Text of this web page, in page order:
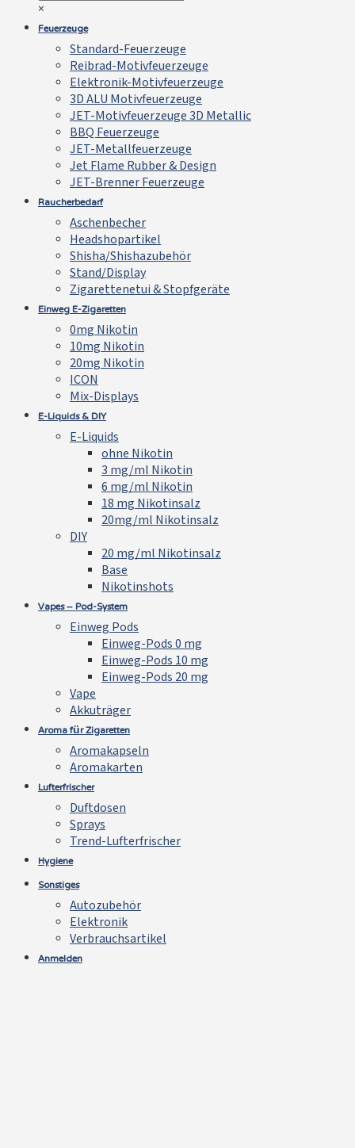
×
Feuerzeuge
Standard-Feuerzeuge
Reibrad-Motivfeuerzeuge
Elektronik-Motivfeuerzeuge
3D ALU Motivfeuerzeuge
JET-Motivfeuerzeuge 3D Metallic
BBQ Feuerzeuge
JET-Metallfeuerzeuge
Jet Flame Rubber & Design
JET-Brenner Feuerzeuge
Raucherbedarf
Aschenbecher
Headshopartikel
Shisha/Shishazubehör
Stand/Display
Zigarettenetui & Stopfgeräte
Einweg E-Zigaretten
0mg Nikotin
10mg Nikotin
20mg Nikotin
ICON
Mix-Displays
E-Liquids & DIY
E-Liquids
ohne Nikotin
3 mg/ml Nikotin
6 mg/ml Nikotin
18 mg Nikotinsalz
20mg/ml Nikotinsalz
DIY
20 mg/ml Nikotinsalz
Base
Nikotinshots
Vapes – Pod-System
Einweg Pods
Einweg-Pods 0 mg
Einweg-Pods 10 mg
Einweg-Pods 20 mg
Vape
Akkuträger
Aroma für Zigaretten
Aromakapseln
Aromakarten
Lufterfrischer
Duftdosen
Sprays
Trend-Lufterfrischer
Hygiene
Sonstiges
Autozubehör
Elektronik
Verbrauchsartikel
Anmelden